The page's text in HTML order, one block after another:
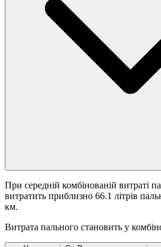
При середній комбінованій витраті
витратить приблизно 66.1 літрів
км.
Витрата пального становить у